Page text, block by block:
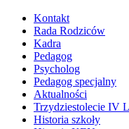
Kontakt
Rada Rodziców
Kadra
Pedagog
Psycholog
Pedagog specjalny
Aktualności
Trzydziestolecie IV
Historia szkoły